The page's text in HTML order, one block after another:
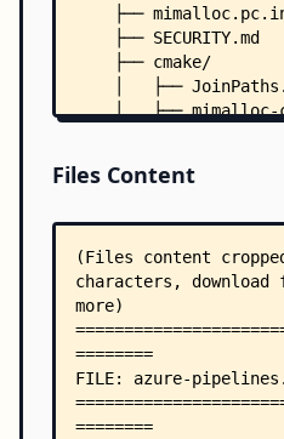
├──
    ├── SECURITY.md
    ├── cmake/
│   ├──
│   ├──
    │   ├── docker/
│   │   ├──
│   │   │   └──
│   │   ├──
│   │   │   └──
│   │   ├──
│   │   │   └──
│   │   └──
│   │       └──
    │   └── vcpkg/
Files Content